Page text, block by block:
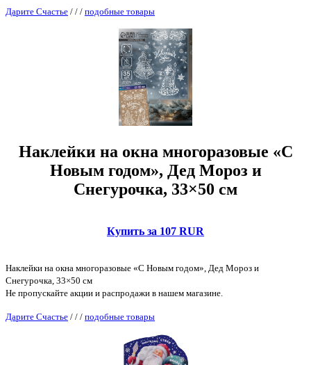
Дарите Счастье / / / подобные товары
Наклейки на окна многоразовые «С
Новым годом», Дед Мороз и
Снегурочка, 33×50 см
Купить за 107 RUR
Наклейки на окна многоразовые «С Новым годом», Дед Мороз и
Снегурочка, 33×50 см
Не пропускайте акции и распродажи в нашем магазине.
Дарите Счастье / / / подобные товары